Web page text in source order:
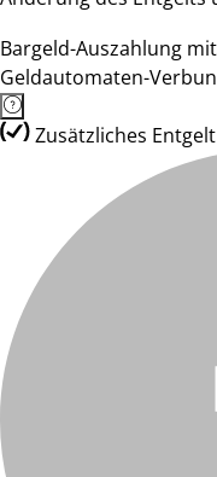
Bargeld-Auszahlung
Geldautomaten-
Zusätzliches